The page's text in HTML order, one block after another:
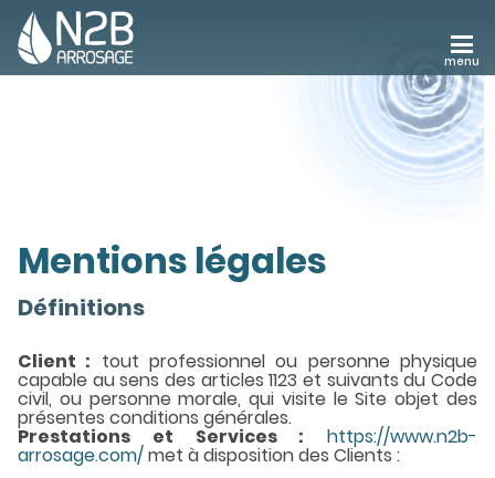
menu
RÉALISATIONS
RECRUTEMENT
Mentions légales
Définitions
Client : tout professionnel ou personne physique
capable au sens des articles 1123 et suivants du Code
civil, ou personne morale, qui visite le Site objet des
présentes conditions générales.
Prestations et Services : https://www.n2b-
arrosage.com/met à disposition des Clients :